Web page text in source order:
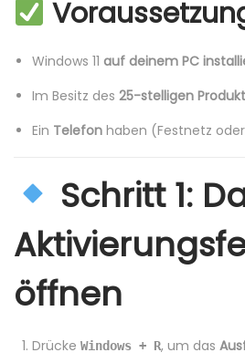
g
a
i
o
n
u
Windows 11 auf deinem PC
Im Besitz des 25-stelligen
Ein Telefon haben (Festnetz
Schritt 1:
öffnen
Drücke Windows + R, um das